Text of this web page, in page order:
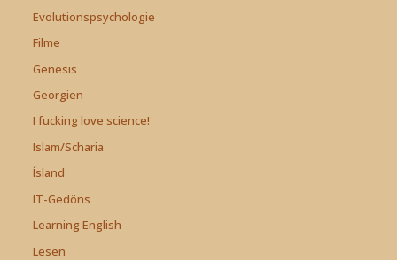
Evolutionspsychologie
Filme
Genesis
Georgien
I fucking love science!
Islam/Scharia
Ísland
IT-Gedöns
Learning English
Lesen